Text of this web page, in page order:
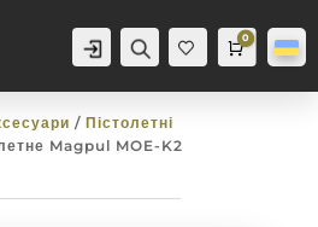
Аккаунт Пошук
Баж
анн
Cart
0
0,0грн
/ Пістолетні
Magpul MOE-K2